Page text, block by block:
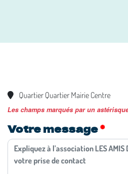
Quartier Quartier Mairie Centre
Les champs marqués par un
Votre message